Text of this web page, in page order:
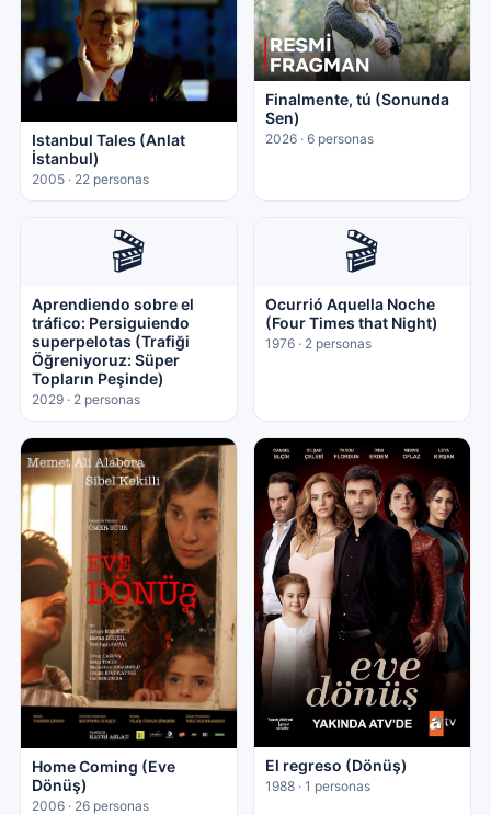
Istanbul Tales (Anlat
İstanbul)
2005 · 22 personas
Finalmente, tú (Sonunda
Sen)
2026 · 6 personas
🎬
Aprendiendo sobre el
tráfico: Persiguiendo
superpelotas (Trafiği
Öğreniyoruz: Süper
Topların Peşinde)
2029 · 2 personas
🎬
Ocurrió Aquella Noche
(Four Times that Night)
1976 · 2 personas
Home Coming (Eve
Dönüş)
2006 · 26 personas
El regreso (Dönüş)
1988 · 1 personas